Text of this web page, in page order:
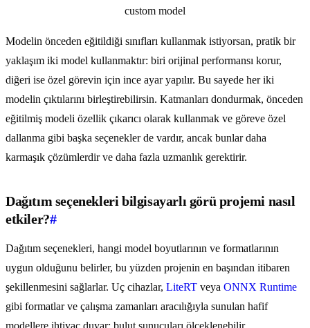
Modelin önceden eğitildiği sınıfları kullanmak istiyorsan, pratik bir
yaklaşım iki model kullanmaktır: biri orijinal performansı korur,
diğeri ise özel görevin için ince ayar yapılır. Bu sayede her iki
modelin çıktılarını birleştirebilirsin. Katmanları dondurmak, önceden
eğitilmiş modeli özellik çıkarıcı olarak kullanmak ve göreve özel
dallanma gibi başka seçenekler de vardır, ancak bunlar daha
karmaşık çözümlerdir ve daha fazla uzmanlık gerektirir.
Dağıtım seçenekleri bilgisayarlı görü projemi nasıl
etkiler?#
Dağıtım seçenekleri, hangi model boyutlarının ve formatlarının
uygun olduğunu belirler, bu yüzden projenin en başından itibaren
şekillenmesini sağlarlar. Uç cihazlar, LiteRT veya ONNX Runtime
gibi formatlar ve çalışma zamanları aracılığıyla sunulan hafif